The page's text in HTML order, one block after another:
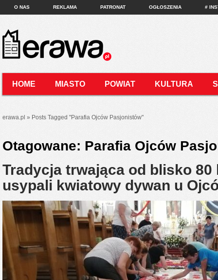
O NAS REKLAMA PATRONAT OGŁOSZENIA #
HOME MIASTO POWIAT KULTURA
erawa.pl » Posts Tagged "Parafia Ojców Pasjonistów"
Otagowane: Parafia Ojców
Tradycja trwająca od blisko 80
usypali kwiatowy dywan u